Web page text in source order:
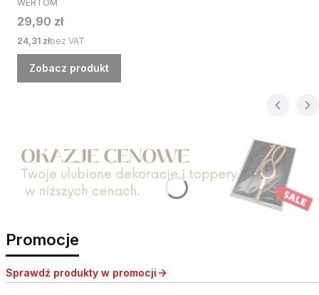
WERTOM
Cena
29,90 zł
Cena
24,31 złbez VAT
Zobacz produkt
Promocje
Sprawdź produkty w promocji